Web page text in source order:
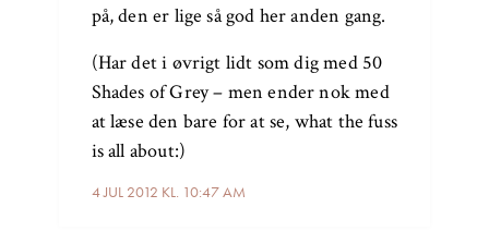
4 JUL 2012 KL. 10:47 AM
på, den er lige så god her anden gang.
(Har det i øvrigt lidt som dig med 50
Shades of Grey – men ender nok med
at læse den bare for at se, what the fuss
is all about:)